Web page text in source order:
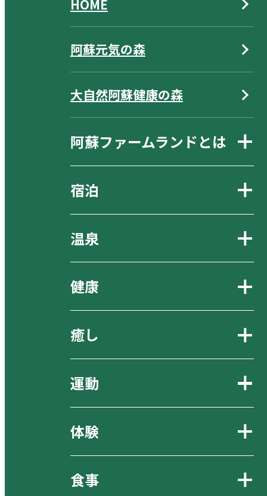
HOME
阿蘇元気の森
大自然阿蘇健康の森
阿蘇ファームランドとは
宿泊
温泉
健康
癒し
運動
体験
食事